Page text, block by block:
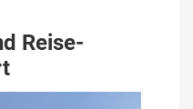
Reise-